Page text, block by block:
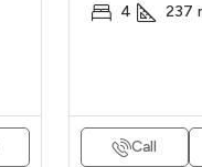
4 237
Call